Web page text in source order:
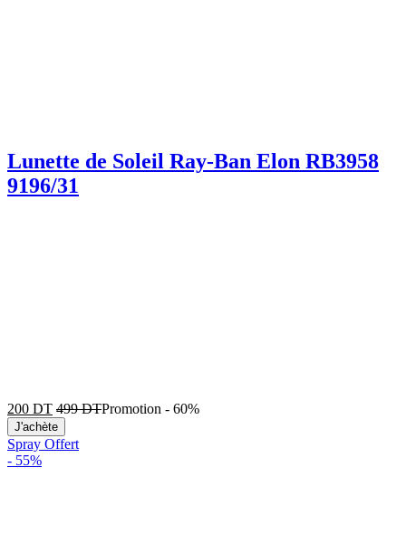
Lunette de Soleil Ray-Ban Elon RB3958
9196/31
200 DT 499DTPromotion - 60%
J'achète
Spray Offert
- 55%